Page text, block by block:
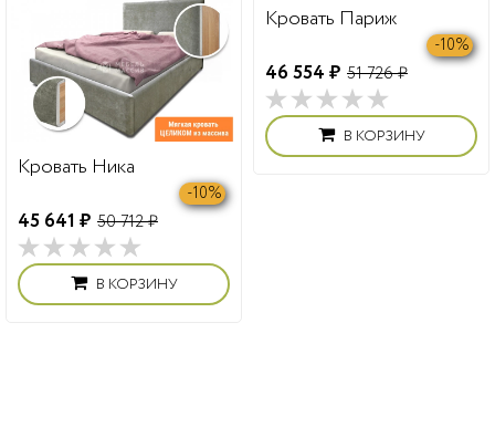
Кровать Ника
45 641 ₽ 50 712 ₽
-10%
В КОРЗИНУ
Кровать Париж